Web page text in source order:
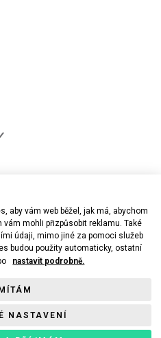
REALITY spol. s r.o. Všechna
aby vám web běžel, jak má, abychom
vám mohli přizpůsobit reklamu. Také
údaji, mimo jiné za pomoci služeb
budou použity automaticky, ostatní
nastavit podrobně.
NASTAVENÍ